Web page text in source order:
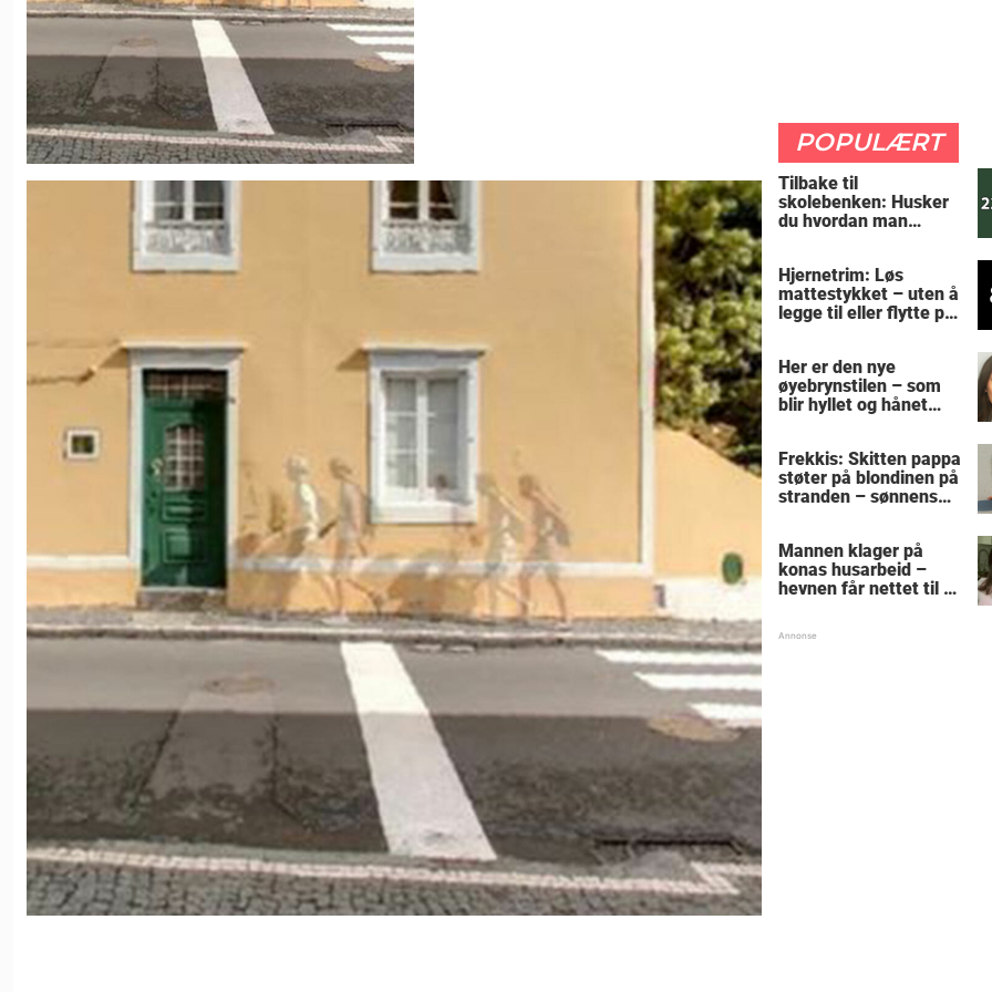
POPULÆRT
Tilbake til
skolebenken: Husker
du hvordan man
Hjernetrim: Løs
mattestykket – uten å
legge til eller flytte på
Her er den nye
øyebrynstilen – som
blir hyllet og hånet
Frekkis: Skitten pappa
støter på blondinen på
stranden – sønnens
gråte
Mannen klager på
konas husarbeid –
hevnen får nettet til å